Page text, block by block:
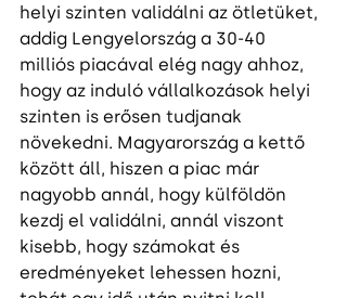
helyi szinten validálni az ötletüket,
addig Lengyelország a 30-40
milliós piacával elég nagy ahhoz,
hogy az induló vállalkozások helyi
szinten is erősen tudjanak
növekedni. Magyarország a kettő
között áll, hiszen a piac már
nagyobb annál, hogy külföldön
kezdj el validálni, annál viszont
kisebb, hogy számokat és
eredményeket lehessen hozni,